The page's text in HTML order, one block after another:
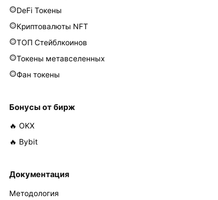
DeFi Токены
Криптовалюты NFT
ТОП Стейблкоинов
Токены метавселенных
Фан токены
Бонусы от бирж
🔥 OKX
🔥 Bybit
Документация
Методология